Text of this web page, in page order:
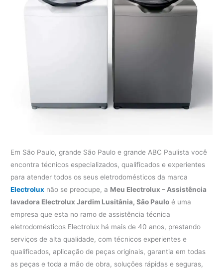
Em São Paulo, grande São Paulo e grande ABC Paulista você
encontra técnicos especializados, qualificados e experientes
para atender todos os seus eletrodomésticos da marca
Electrolux não se preocupe, a Meu Electrolux – Assistência
lavadora Electrolux Jardim Lusitânia, São Paulo é uma
empresa que esta no ramo de assistência técnica
eletrodomésticos Electrolux há mais de 40 anos, prestando
serviços de alta qualidade, com técnicos experientes e
qualificados, aplicação de peças originais, garantia em todas
as peças e toda a mão de obra, soluções rápidas e seguras,